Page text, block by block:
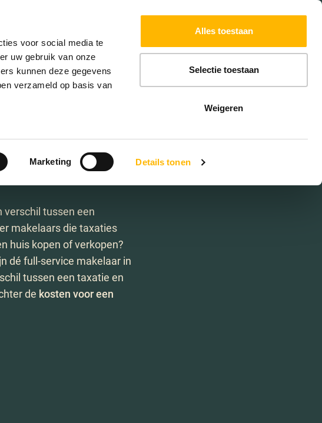
voor social media te
uw gebruik van onze
kunnen deze gegevens
verzameld op basis van
Marketing Details tonen
Alles toestaan
Selectie toestaan
Weigeren
EXTRA DIENSTEN
verschil tussen een
makelaars die taxaties
huis kopen of verkopen?
dé full-service makelaar in
tussen een taxatie en
de kosten voor een